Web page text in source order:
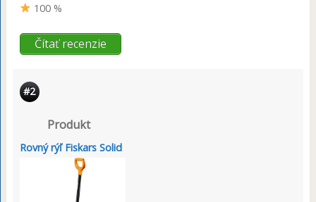
100 %
Čítať recenzie
#2
Produkt
Rovný rýľ Fiskars Solid